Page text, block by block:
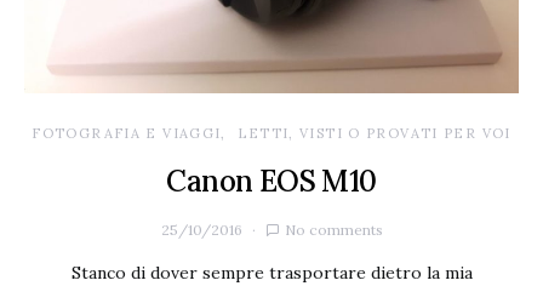
FOTOGRAFIA E VIAGGI LETTI, VISTI O PROVATI PER VOI
Canon EOS M10
25/10/2016 No comments
Stanco di dover sempre trasportare dietro la mia